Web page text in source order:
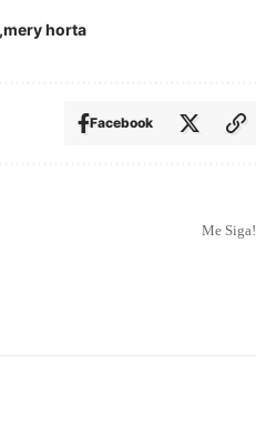
mery horta
Facebook
Me Siga!